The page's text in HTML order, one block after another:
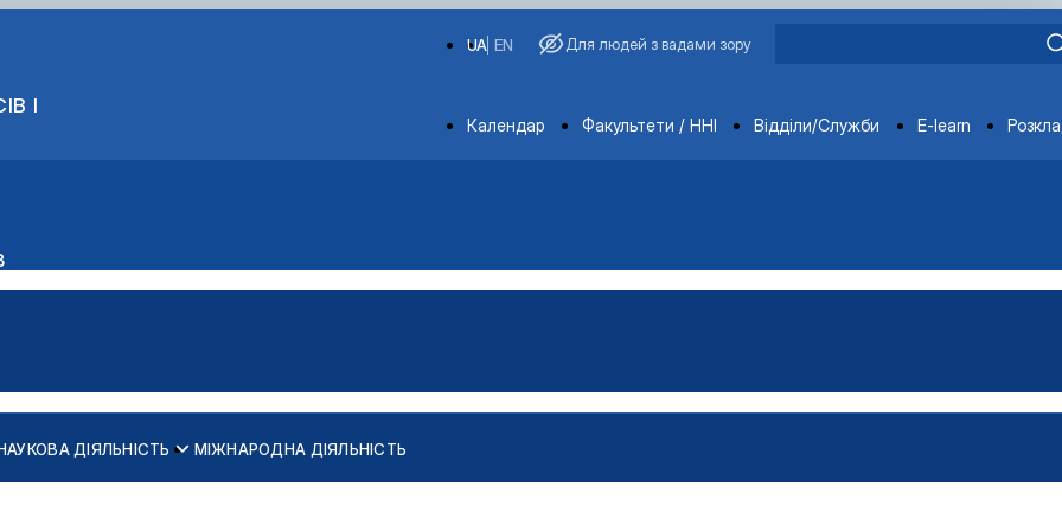
І
EN
UA Для людей з вадами зору
Departments
Календар Факультети / ННІ Відділи/Служби E-learn
ДІЯЛЬНІСТЬ МІЖНАРОДНА ДІЯЛЬНІСТЬ